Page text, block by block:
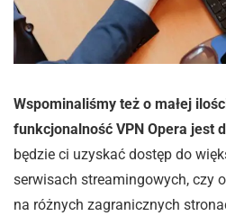
Wspominaliśmy też o małej
funkcjonalność VPN Opera jest
będzie ci uzyskać dostęp do
serwisach streamingowych, czy
na różnych zagranicznych